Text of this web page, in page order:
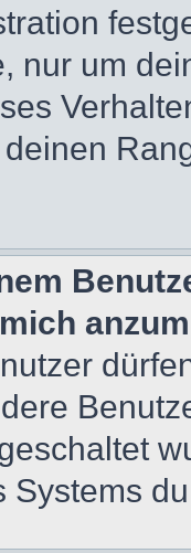
nur um
Systems